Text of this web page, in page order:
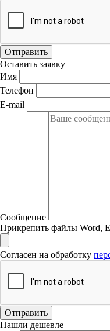
Отправить
Оставить заявку
Имя
Телефон
E-mail
Сообщение
Прикрепить файлы Word,
Согласен на обработку
Отправить
Нашли дешевле